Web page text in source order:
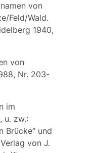
von
Feld/Wald.
1940,
von
Nr. 203-
im
u. zw.:
Brücke“ und
von J.